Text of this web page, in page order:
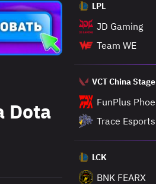
Dota
LPL
JD Gaming
Team WE
VCT China
FunPlus
Trace Esports
LCK
BNK FEARX